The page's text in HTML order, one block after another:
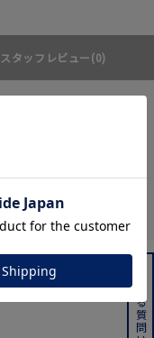
スタッフレビュー(0)